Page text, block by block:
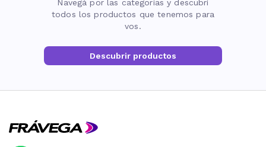
Navegá por las categorías y descubrí
todos los productos que tenemos para
vos.
Descubrir productos